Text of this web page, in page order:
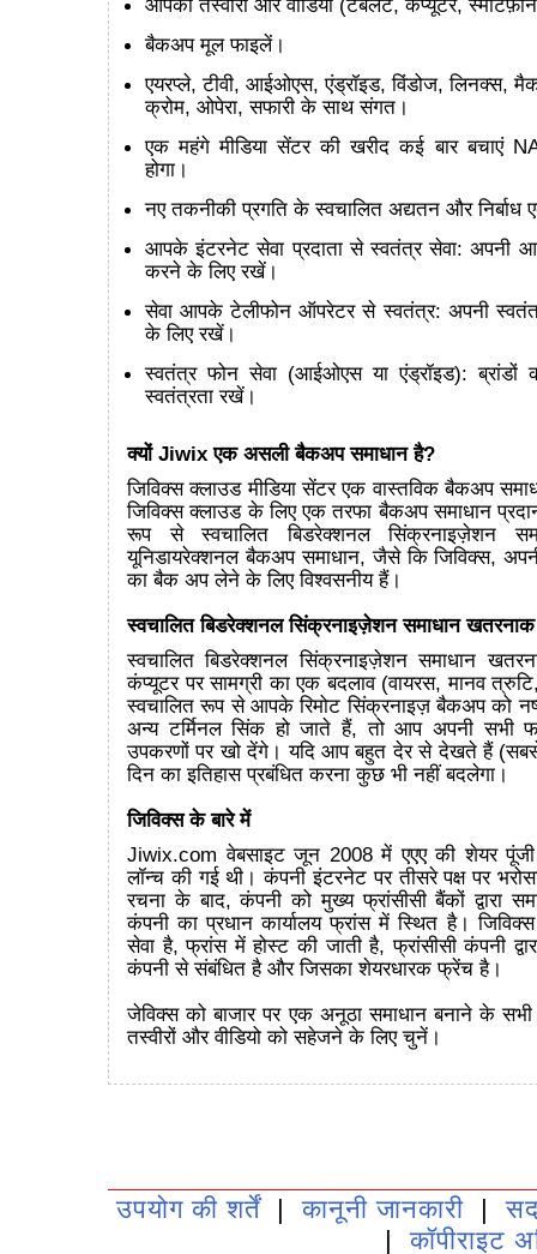
आपकी तस्वीरों और वीडियो (टैबलेट, कंप्यूटर,
बैकअप मूल फाइलें।
एयरप्ले, टीवी, आईओएस, एंड्रॉइड, विंडोज, लिनक्स,
क्रोम, ओपेरा, सफारी के साथ संगत।
एक महंगे मीडिया सेंटर की खरीद कई बार बचाएं
होगा।
नए तकनीकी प्रगति के स्वचालित अद्यतन और निर्बाध
आपके इंटरनेट सेवा प्रदाता से स्वतंत्र सेवा: अपनी
करने के लिए रखें।
सेवा आपके टेलीफोन ऑपरेटर से स्वतंत्र: अपनी
के लिए रखें।
स्वतंत्र फोन सेवा (आईओएस या एंड्रॉइड): ब्रांडों
स्वतंत्रता रखें।
क्यों Jiwix एक असली बैकअप समाधान है?
जिविक्स क्लाउड मीडिया सेंटर एक वास्तविक बैकअप
जिविक्स क्लाउड के लिए एक तरफा बैकअप समाधान
रूप से स्वचालित बिडरेक्शनल सिंक्रनाइज़ेशन
यूनिडायरेक्शनल बैकअप समाधान, जैसे कि जिविक्स, अपनी
का बैक अप लेने के लिए विश्वसनीय हैं।
स्वचालित बिडरेक्शनल सिंक्रनाइज़ेशन समाधान खतरनाक
स्वचालित बिडरेक्शनल सिंक्रनाइज़ेशन समाधान
कंप्यूटर पर सामग्री का एक बदलाव (वायरस, मानव
स्वचालित रूप से आपके रिमोट सिंक्रनाइज़ बैकअप को
अन्य टर्मिनल सिंक हो जाते हैं, तो आप अपनी सभी
उपकरणों पर खो देंगे। यदि आप बहुत देर से देखते हैं
दिन का इतिहास प्रबंधित करना कुछ भी नहीं बदलेगा।
जिविक्स के बारे में
Jiwix.com वेबसाइट जून 2008 में एएए की शेयर पूंजी
लॉन्च की गई थी। कंपनी इंटरनेट पर तीसरे पक्ष पर
रचना के बाद, कंपनी को मुख्य फ्रांसीसी बैंकों द्वारा
कंपनी का प्रधान कार्यालय फ्रांस में स्थित है।
सेवा है, फ्रांस में होस्ट की जाती है, फ्रांसीसी कंपनी
कंपनी से संबंधित है और जिसका शेयरधारक फ्रेंच है।
जेविक्स को बाजार पर एक अनूठा समाधान बनाने के
तस्वीरों और वीडियो को सहेजने के लिए चुनें।
उपयोग की शर्तें|कानूनी जानकारी|
|कॉपीराइट